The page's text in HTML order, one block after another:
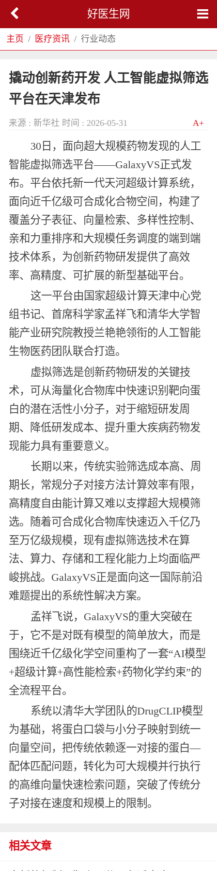
好医生网
主页 医疗资讯 行业动态
撬动创新药开发 人工智能虚拟筛选
平台在天津发布
来源 : 新华社 时间 : 2026-05-31 A+
30日，面向超大规模药物发现的人工
智能虚拟筛选平台——GalaxyVS正式发
布。平台依托新一代天河超级计算系统，
面向近千亿级可合成化合物空间，构建了
覆盖分子表征、向量检索、多样性控制、
亲和力重排序和大规模任务调度的端到端
技术体系，为创新药物研发提供了高效
率、高精度、可扩展的新型基础平台。
这一平台由国家超级计算天津中心党
组书记、首席科学家孟祥飞和清华大学智
能产业研究院教授兰艳艳领衔的人工智能
生物医药团队联合打造。
虚拟筛选是创新药物研发的关键技
术，可从海量化合物库中快速识别靶向蛋
白的潜在活性小分子，对于缩短研发周
期、降低研发成本、提升重大疾病药物发
现能力具有重要意义。
长期以来，传统实验筛选成本高、周
期长，常规分子对接方法计算效率有限，
高精度自由能计算又难以支撑超大规模筛
选。随着可合成化合物库快速迈入千亿乃
至万亿级规模，现有虚拟筛选技术在算
法、算力、存储和工程化能力上均面临严
峻挑战。GalaxyVS正是面向这一国际前沿
难题提出的系统性解决方案。
孟祥飞说，GalaxyVS的重大突破在
于，它不是对既有模型的简单放大，而是
围绕近千亿级化学空间重构了一套“AI模型
+超级计算+高性能检索+药物化学约束”的
全流程平台。
系统以清华大学团队的DrugCLIP模型
为基础，将蛋白口袋与小分子映射到统一
向量空间，把传统依赖逐一对接的蛋白—
配体匹配问题，转化为可大规模并行执行
的高维向量快速检索问题，突破了传统分
子对接在速度和规模上的限制。
相关文章